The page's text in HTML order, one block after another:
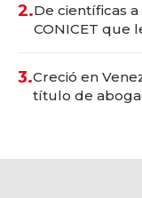
2.De científicas
CONICET que
3.Creció en
título de